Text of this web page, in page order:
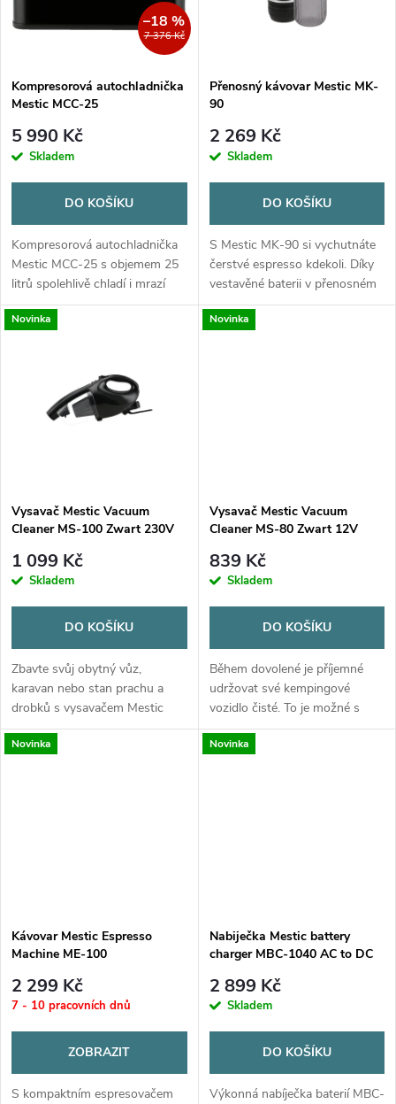
n
p
r
o
d
u
k
i
s
p
r
d
u
k
7 376 Kč
–18 %
Kompresorová autochladnička
Mestic MCC-25
5 990 Kč
Skladem
DO KOŠÍKU
Kompresorová autochladnička
Mestic MCC-25 s objemem 25
litrů spolehlivě chladí i mrazí
bez ohledu na okolní teplotu.
Nabízí napájení 12 V, 24 V i 230
Přenosný kávovar Mestic MK-
90
2 269 Kč
Skladem
DO KOŠÍKU
S Mestic MK-90 si vychutnáte
čerstvé espresso kdekoli. Díky
vestavěné baterii v přenosném
kávovaru si můžete kdekoli
ohřát vodu a připravit svůj
Novinka
Vysavač Mestic Vacuum
Cleaner MS-100 Zwart 230V
1 099 Kč
Skladem
DO KOŠÍKU
Zbavte svůj obytný vůz,
karavan nebo stan prachu a
drobků s vysavačem Mestic
MS-100 černý 230 V. Díky
připojení 220-240 V se vysavač
Novinka
Vysavač Mestic Vacuum
Cleaner MS-80 Zwart 12V
839 Kč
Skladem
DO KOŠÍKU
Během dovolené je příjemné
udržovat své kempingové
vozidlo čisté. To je možné s
praktickým vysavačem Mestic
MS-80. Připojte vysavač k 12V
Novinka
Kávovar Mestic Espresso
Machine ME-100
2 299 Kč
7 - 10 pracovních dnů
ZOBRAZIT
S kompaktním espresovačem
Novinka
Nabiječka Mestic battery
charger MBC-1040 AC to DC
2 899 Kč
Skladem
DO KOŠÍKU
Výkonná nabíječka baterií MBC-